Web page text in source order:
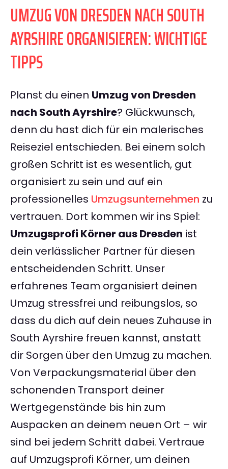
UMZUG VON DRESDEN NACH SOUTH
AYRSHIRE ORGANISIEREN: WICHTIGE
TIPPS
Planst du einen Umzug von Dresden
nach South Ayrshire? Glückwunsch,
denn du hast dich für ein malerisches
Reiseziel entschieden. Bei einem solch
großen Schritt ist es wesentlich, gut
organisiert zu sein und auf ein
professionelles Umzugsunternehmen zu
vertrauen. Dort kommen wir ins Spiel:
Umzugsprofi Körner aus Dresden ist
dein verlässlicher Partner für diesen
entscheidenden Schritt. Unser
erfahrenes Team organisiert deinen
Umzug stressfrei und reibungslos, so
dass du dich auf dein neues Zuhause in
South Ayrshire freuen kannst, anstatt
dir Sorgen über den Umzug zu machen.
Von Verpackungsmaterial über den
schonenden Transport deiner
Wertgegenstände bis hin zum
Auspacken an deinem neuen Ort – wir
sind bei jedem Schritt dabei. Vertraue
auf Umzugsprofi Körner, um deinen